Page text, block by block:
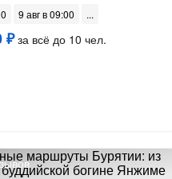
9 авг в 09:00
₽за всё до 10 чел.